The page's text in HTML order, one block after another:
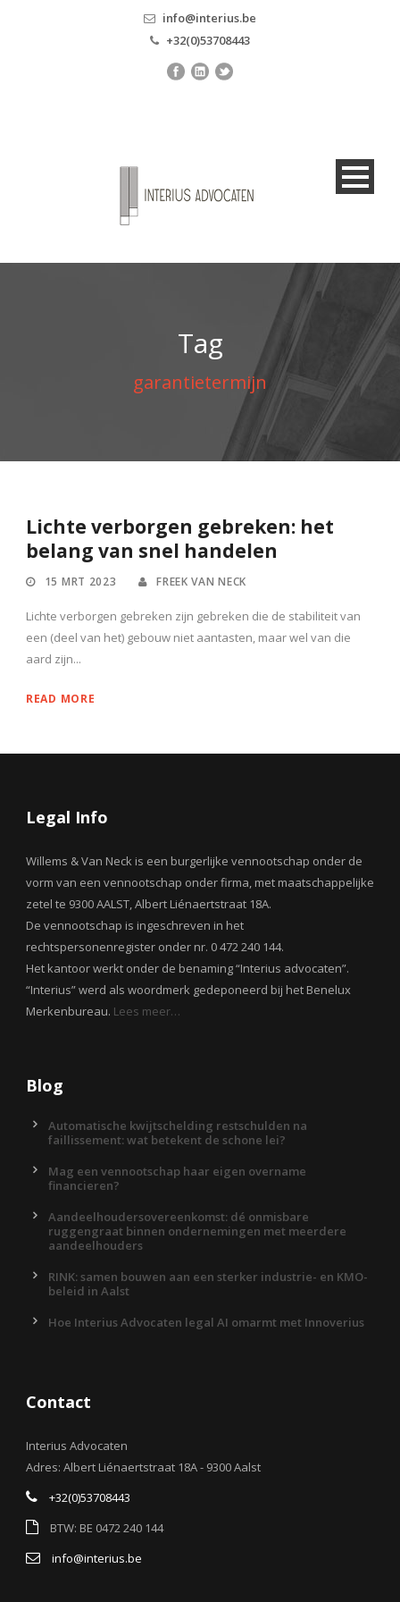
info@interius.be
+32(0)53708443
Tag
garantietermijn
Lichte verborgen gebreken: het
belang van snel handelen
15 MRT 2023 FREEK VAN NECK
Lichte verborgen gebreken zijn gebreken die de stabiliteit van
een (deel van het) gebouw niet aantasten, maar wel van die
aard zijn...
READ MORE
Legal Info
Willems & Van Neck is een burgerlijke vennootschap onder de
vorm van een vennootschap onder firma, met maatschappelijke
zetel te 9300 AALST, Albert Liénaertstraat 18A.
De vennootschap is ingeschreven in het
rechtspersonenregister onder nr. 0 472 240 144.
Het kantoor werkt onder de benaming “Interius advocaten”.
“Interius” werd als woordmerk gedeponeerd bij het Benelux
Merkenbureau. Lees meer…
Blog
Automatische kwijtschelding restschulden na
faillissement: wat betekent de schone lei?
Mag een vennootschap haar eigen overname
financieren?
Aandeelhoudersovereenkomst: dé onmisbare
ruggengraat binnen ondernemingen met meerdere
aandeelhouders
RINK: samen bouwen aan een sterker industrie- en KMO-
beleid in Aalst
Hoe Interius Advocaten legal AI omarmt met Innoverius
Contact
Interius Advocaten
Adres: Albert Liénaertstraat 18A - 9300 Aalst
+32(0)53708443
BTW: BE 0472 240 144
info@interius.be